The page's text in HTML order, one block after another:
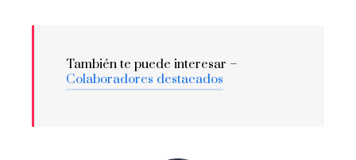
También te puede interesar –
Colaboradores destacados